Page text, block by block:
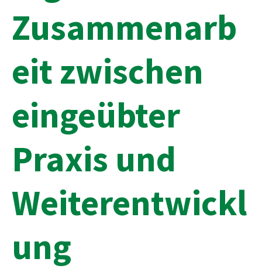
Zusammenarb
eit zwischen
eingeübter
Praxis und
Weiterentwickl
ung